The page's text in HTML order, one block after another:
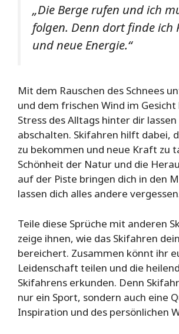
„Die Berge rufen und ich
folgen. Denn dort finde ich
und neue Energie.“
Mit dem Rauschen des Schnees
und dem frischen Wind im
Stress des Alltags hinter dir
abschalten. Skifahren hilft dabei,
zu bekommen und neue Kraft zu
Schönheit der Natur und die
auf der Piste bringen dich in den
lassen dich alles andere
Teile diese Sprüche mit anderen
zeige ihnen, wie das Skifahren
bereichert. Zusammen könnt ihr
Leidenschaft teilen und die
Skifahrens erkunden. Denn
nur ein Sport, sondern auch eine
Inspiration und des persönlichen